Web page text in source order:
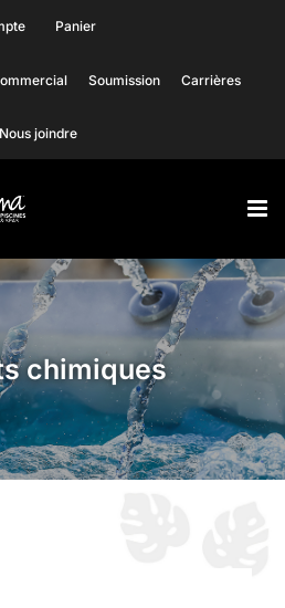
Panier
Soumission Carrières
Nous joindre
chimiques